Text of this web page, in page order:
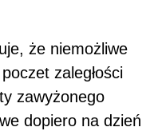
że niemożliwe
zaległości
zawyżonego
dopiero na dzień